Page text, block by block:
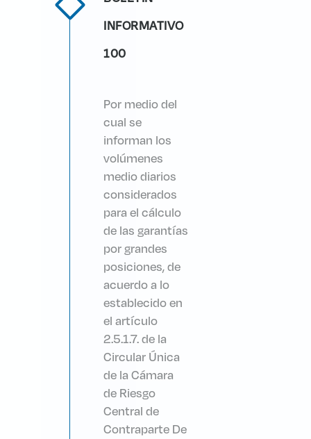
INFORMATIVO
100
Por medio del
cual se
informan los
volúmenes
medio diarios
considerados
para el cálculo
de las garantías
por grandes
posiciones, de
acuerdo a lo
establecido en
el artículo
2.5.1.7. de la
Circular Única
de la Cámara
de Riesgo
Central de
Contraparte De